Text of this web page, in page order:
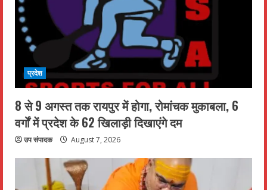
प्रदेश
8 से 9 अगस्त तक रायपुर में होगा, रोमांचक मुकाबला, 6
वर्गों में प्रदेश के 62 खिलाड़ी दिखाएंगे दम
उप संपादक August 7, 2026